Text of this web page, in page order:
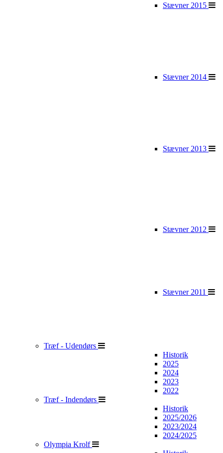
Stævner 2015
Stævner 2014
Stævner 2013
Stævner 2012
Stævner 2011
Træf - Udendørs
Historik
2025
2024
2023
2022
Træf - Indendørs
Historik
2025/2026
2023/2024
2024/2025
Olympia Krolf